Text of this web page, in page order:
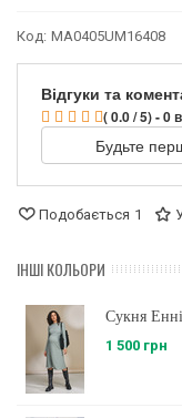
Код: MA0405UM16408
Відгуки та
( 0.0 / 5) - 0
Будьте
Подобається 1
ІНШІ КОЛЬОРИ
Сукня
1 500 грн